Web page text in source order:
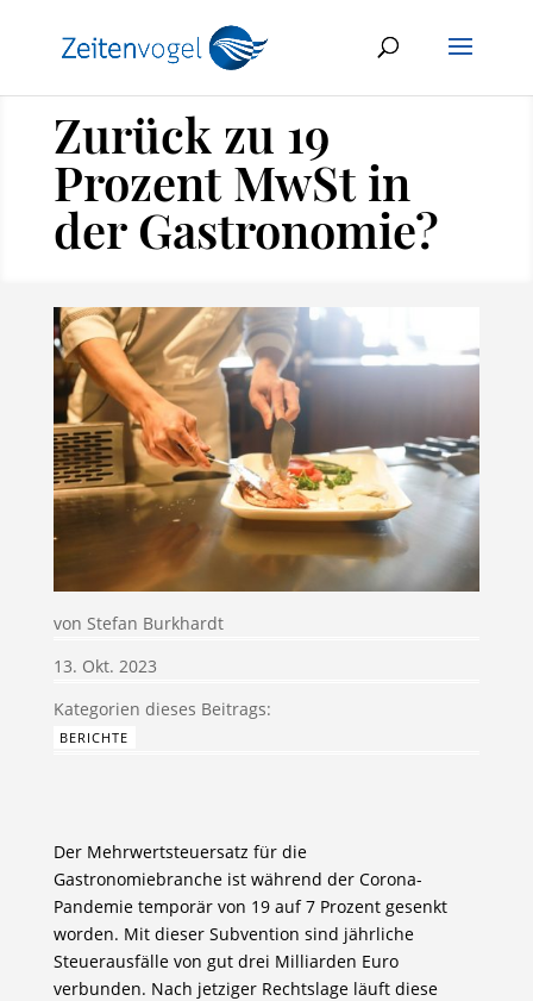
Zurück zu 19
Prozent MwSt in
der Gastronomie?
von Stefan Burkhardt
13. Okt. 2023
BERICHTE
Der Mehrwertsteuersatz für die
Gastronomiebranche ist während der Corona-
Pandemie temporär von 19 auf 7 Prozent gesenkt
worden. Mit dieser Subvention sind jährliche
Steuerausfälle von gut drei Milliarden Euro
verbunden. Nach jetziger Rechtslage läuft diese